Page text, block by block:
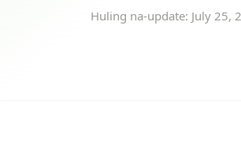
Huling na-update: July 25,